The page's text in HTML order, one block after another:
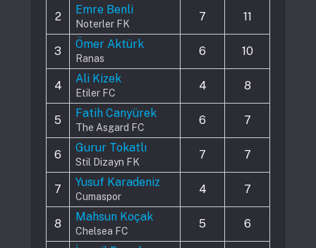
2
Emre Benli
Noterler FK
7 11
3
Ömer Aktürk
Ranas
6 10
4
Ali Kizek
Etiler FC
4 8
5
Fatih Canyürek
The Asgard FC
6 7
6
Gurur Tokatlı
Stil Dizayn FK
7 7
7
Yusuf Karadeniz
Cumaspor
4 7
8
Mahsun Koçak
Chelsea FC
5 6